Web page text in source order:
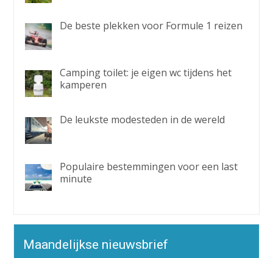
De beste plekken voor Formule 1 reizen
Camping toilet: je eigen wc tijdens het
kamperen
De leukste modesteden in de wereld
Populaire bestemmingen voor een last
minute
Maandelijkse nieuwsbrief